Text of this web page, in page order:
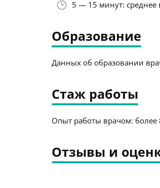
5 — 15 минут: среднее
Образование
Данных об образовании
Стаж работы
Опыт работы врачом: более
Отзывы и